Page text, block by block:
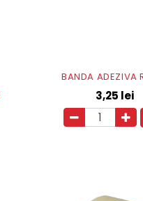
BANDA ADEZIVA
3,25 lei